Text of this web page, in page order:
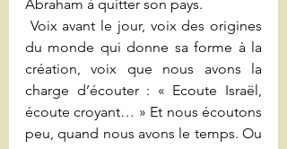
Abraham à quitter son pays.
du monde qui donne sa forme à la
création, voix que nous avons la
charge d’écouter : « Ecoute Israël,
écoute croyant… » Et nous écoutons
peu, quand nous avons le temps. Ou